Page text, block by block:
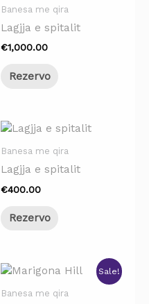
Banesa me qira
Lagjja e spitalit
€1,000.00
Rezervo
Banesa me qira
Lagjja e spitalit
€400.00
Rezervo
Sale!
Banesa me qira
Original
was:
Current
price